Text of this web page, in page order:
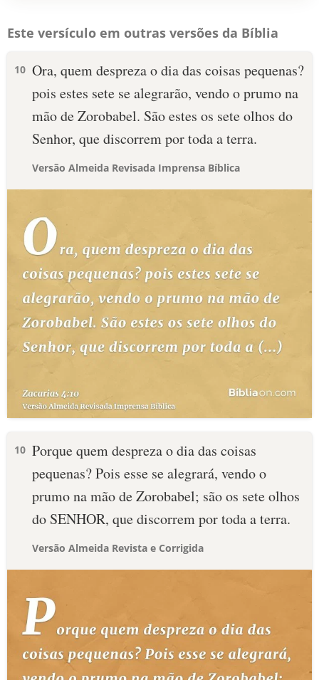
Este versículo em outras versões da Bíblia
10 Ora, quem despreza o dia das coisas pequenas?
pois estes sete se alegrarão, vendo o prumo na
mão de Zorobabel. São estes os sete olhos do
Senhor, que discorrem por toda a terra.
Versão Almeida Revisada Imprensa Bíblica
10 Porque quem despreza o dia das coisas
pequenas? Pois esse se alegrará, vendo o
prumo na mão de Zorobabel; são os sete olhos
do SENHOR, que discorrem por toda a terra.
Versão Almeida Revista e Corrigida